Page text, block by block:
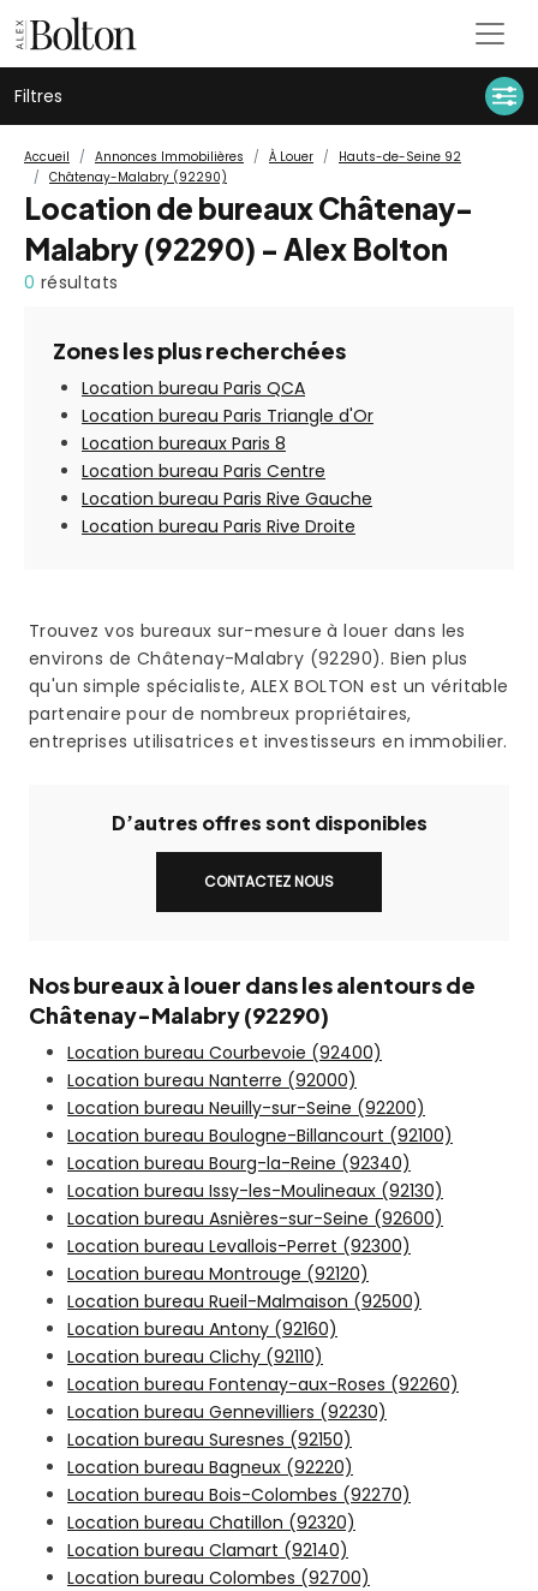
Filtres
Accueil Annonces Immobilières À Louer
Hauts-de-Seine 92
Châtenay-Malabry (92290)
Location de bureaux Châtenay-
Malabry (92290) - Alex Bolton
0 résultats
Zones les plus recherchées
Location bureau Paris QCA
Location bureau Paris Triangle d'Or
Location bureaux Paris 8
Location bureau Paris Centre
Location bureau Paris Rive Gauche
Location bureau Paris Rive Droite
Trouvez vos bureaux sur-mesure à louer dans les
environs de Châtenay-Malabry (92290). Bien plus
qu'un simple spécialiste, ALEX BOLTON est un véritable
partenaire pour de nombreux propriétaires,
entreprises utilisatrices et investisseurs en immobilier.
D’autres offres sont disponibles
CONTACTEZ NOUS
Nos bureaux à louer dans les alentours de
Châtenay-Malabry (92290)
Location bureau Courbevoie (92400)
Location bureau Nanterre (92000)
Location bureau Neuilly-sur-Seine (92200)
Location bureau Boulogne-Billancourt (92100)
Location bureau Bourg-la-Reine (92340)
Location bureau Issy-les-Moulineaux (92130)
Location bureau Asnières-sur-Seine (92600)
Location bureau Levallois-Perret (92300)
Location bureau Montrouge (92120)
Location bureau Rueil-Malmaison (92500)
Location bureau Antony (92160)
Location bureau Clichy (92110)
Location bureau Fontenay-aux-Roses (92260)
Location bureau Gennevilliers (92230)
Location bureau Suresnes (92150)
Location bureau Bagneux (92220)
Location bureau Bois-Colombes (92270)
Location bureau Chatillon (92320)
Location bureau Clamart (92140)
Location bureau Colombes (92700)